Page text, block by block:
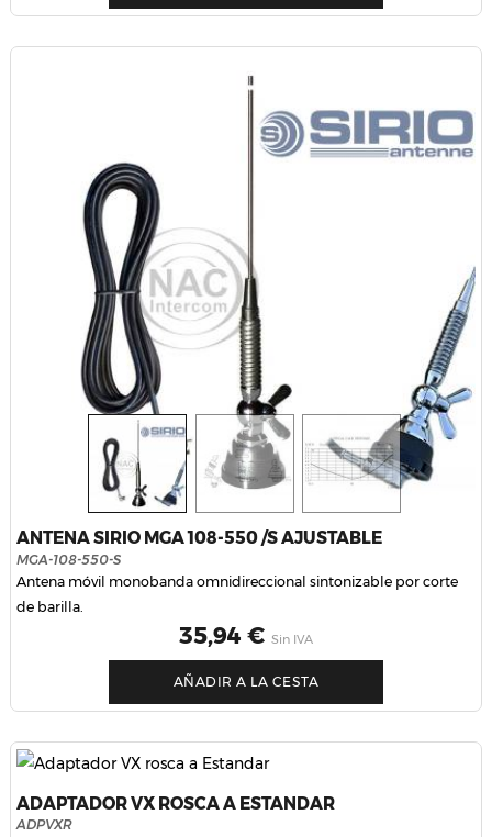
ANTENA SIRIO MGA 108-550 /S AJUSTABLE
MGA-108-550-S
Antena móvil monobanda omnidireccional sintonizable por corte
de barilla.
Precio
35,94 € Sin IVA
AÑADIR A LA CESTA
ADAPTADOR VX ROSCA A ESTANDAR
ADPVXR